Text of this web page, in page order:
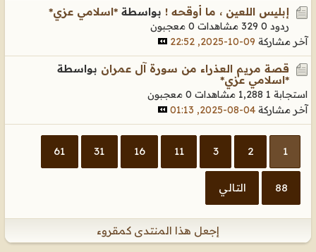
إبليس اللعين ، ما أوقحه ! بواسطة *اسلامي عزي*
ردود 0 329 مشاهدات
0 معجبون
آخر مشاركة 09-10-2025, 22:52
قصة مريم العذراء من سورة آل عمران بواسطة
*اسلامي عزي*
استجابة 1 1,288 مشاهدات
0 معجبون
آخر مشاركة 04-08-2025, 01:13
1
2
3
11
16
31
61
88 التالي
إجعل هذا المنتدى كمقروء